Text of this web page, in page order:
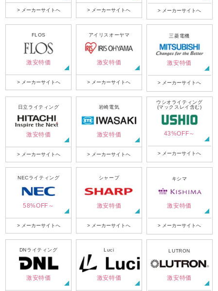
> メーカーサイトへ > メーカーサイトへ > メーカーサイトへ
FLOS
激安特価
> メーカーサイトへ
アイリスオーヤマ
激安特価
> メーカーサイトへ
三菱電機
激安特価
> メーカーサイトへ
日立ライティング
激安特価
> メーカーサイトへ
岩崎電気
激安特価
> メーカーサイトへ
ウシオライティング
(マックスレイ含む)
43%OFF～
> メーカーサイトへ
NECライティング
58%OFF～
> メーカーサイトへ
シャープ
激安特価
> メーカーサイトへ
キシマ
激安特価
> メーカーサイトへ
DNライティング
激安特価
Luci
激安特価
LUTRON
激安特価